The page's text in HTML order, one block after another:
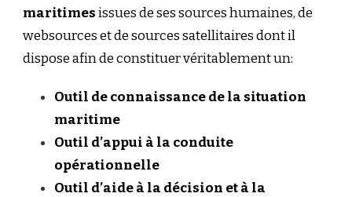
maritimesissues de ses sources humaines, de
websources et de sources satellitaires dont il
dispose afin de constituer véritablement un:
Outil de connaissance de la situation
maritime
Outil d’appui à la conduite
opérationnelle
Outil d’aide à la décision et à la